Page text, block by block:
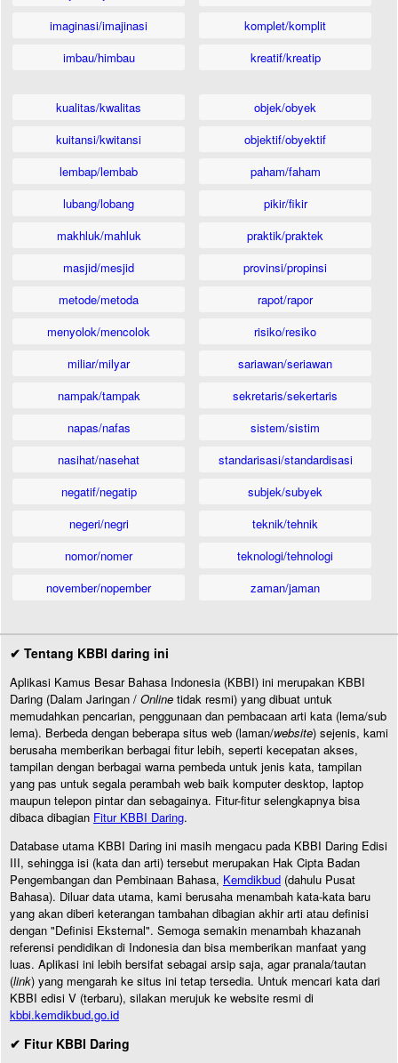
imaginasi/imajinasi
imbau/himbau
komplet/komplit
kreatif/kreatip
kualitas/kwalitas
kuitansi/kwitansi
lembap/lembab
lubang/lobang
makhluk/mahluk
masjid/mesjid
metode/metoda
menyolok/mencolok
miliar/milyar
nampak/tampak
napas/nafas
nasihat/nasehat
negatif/negatip
negeri/negri
nomor/nomer
november/nopember
objek/obyek
objektif/obyektif
paham/faham
pikir/fikir
praktik/praktek
provinsi/propinsi
rapot/rapor
risiko/resiko
sariawan/seriawan
sekretaris/sekertaris
sistem/sistim
standarisasi/standardisasi
subjek/subyek
teknik/tehnik
teknologi/tehnologi
zaman/jaman
✔ Tentang KBBI daring ini
Aplikasi Kamus Besar Bahasa Indonesia (KBBI) ini merupakan KBBI
Daring (Dalam Jaringan / Online tidak resmi) yang dibuat untuk
memudahkan pencarian, penggunaan dan pembacaan arti kata (lema/sub
lema). Berbeda dengan beberapa situs web (laman/website) sejenis, kami
berusaha memberikan berbagai fitur lebih, seperti kecepatan akses,
tampilan dengan berbagai warna pembeda untuk jenis kata, tampilan
yang pas untuk segala perambah web baik komputer desktop, laptop
maupun telepon pintar dan sebagainya. Fitur-fitur selengkapnya bisa
dibaca dibagian Fitur KBBI Daring.
Database utama KBBI Daring ini masih mengacu pada KBBI Daring Edisi
III, sehingga isi (kata dan arti) tersebut merupakan Hak Cipta Badan
Pengembangan dan Pembinaan Bahasa, Kemdikbud (dahulu Pusat
Bahasa). Diluar data utama, kami berusaha menambah kata-kata baru
yang akan diberi keterangan tambahan dibagian akhir arti atau definisi
dengan "Definisi Eksternal". Semoga semakin menambah khazanah
referensi pendidikan di Indonesia dan bisa memberikan manfaat yang
luas. Aplikasi ini lebih bersifat sebagai arsip saja, agar pranala/tautan
(link) yang mengarah ke situs ini tetap tersedia. Untuk mencari kata dari
KBBI edisi V (terbaru), silakan merujuk ke website resmi di
kbbi.kemdikbud.go.id
✔ Fitur KBBI Daring